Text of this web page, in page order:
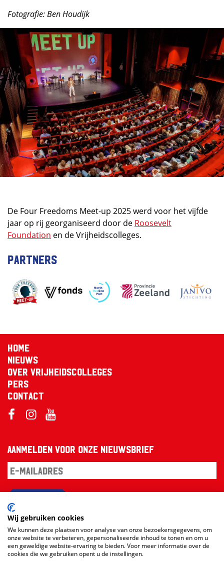
Fotografie: Ben Houdijk
De Four Freedoms Meet-up 2025 werd voor het vijfde
jaar op rij georganiseerd door de Roosevelt
Foundation en de Vrijheidscolleges.
Partners
Home
Nieuws
Over Vrijheidscolleges
Pers
Contact
Aanmelden voor onze nieuwsbrief
Wij gebruiken cookies
We kunnen deze plaatsen voor analyse van onze bezoekersgegevens, om
onze website te verbeteren, gepersonaliseerde inhoud te tonen en om u
een geweldige website-ervaring te bieden. Voor meer informatie over de
cookies die we gebruiken opent u de instellingen.